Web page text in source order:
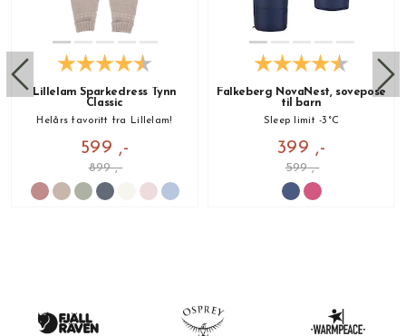
Lillelam Sparkedress Tynn
Classic
Helårs favoritt fra Lillelam!
599 ,-
899 ,-
Falkeberg NovaNest, sovepose
til barn
Sleep limit -3°C
399 ,-
599 ,-